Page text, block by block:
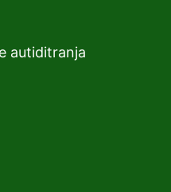
autiditranja